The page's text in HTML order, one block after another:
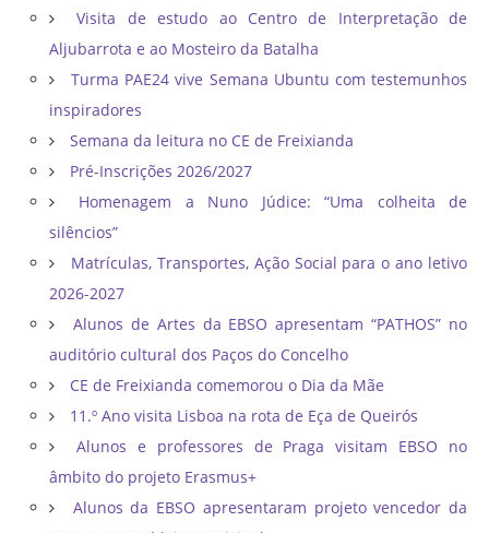
Visita de estudo ao Centro de Interpretação de
Aljubarrota e ao Mosteiro da Batalha
Turma PAE24 vive Semana Ubuntu com testemunhos
inspiradores
Semana da leitura no CE de Freixianda
Pré-Inscrições 2026/2027
Homenagem a Nuno Júdice: “Uma colheita de
silêncios”
Matrículas, Transportes, Ação Social para o ano letivo
2026-2027
Alunos de Artes da EBSO apresentam “PATHOS” no
auditório cultural dos Paços do Concelho
CE de Freixianda comemorou o Dia da Mãe
11.º Ano visita Lisboa na rota de Eça de Queirós
Alunos e professores de Praga visitam EBSO no
âmbito do projeto Erasmus+
Alunos da EBSO apresentaram projeto vencedor da